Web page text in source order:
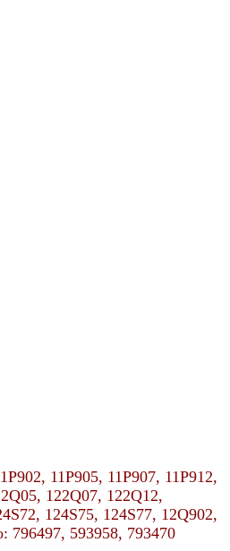
11P905, 11P907, 11P912,
122Q07, 122Q12,
124S75, 124S77, 12Q902,
796497, 593958, 793470